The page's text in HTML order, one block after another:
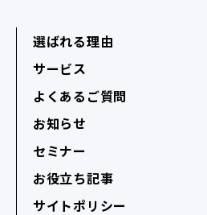
選ばれる理由
サービス
よくあるご質問
お知らせ
セミナー
お役立ち記事
サイトポリシー